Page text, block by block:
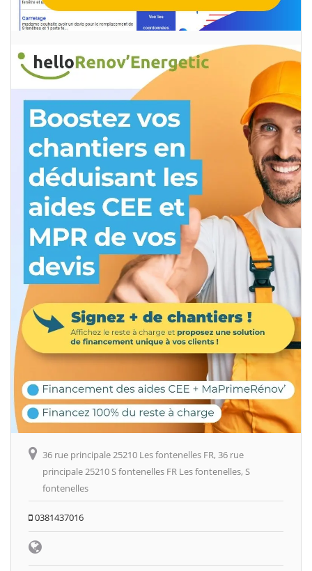
36 rue principale 25210 Les fontenelles FR, 36 rue
principale 25210 S fontenelles FR Les fontenelles, S
fontenelles
0381437016